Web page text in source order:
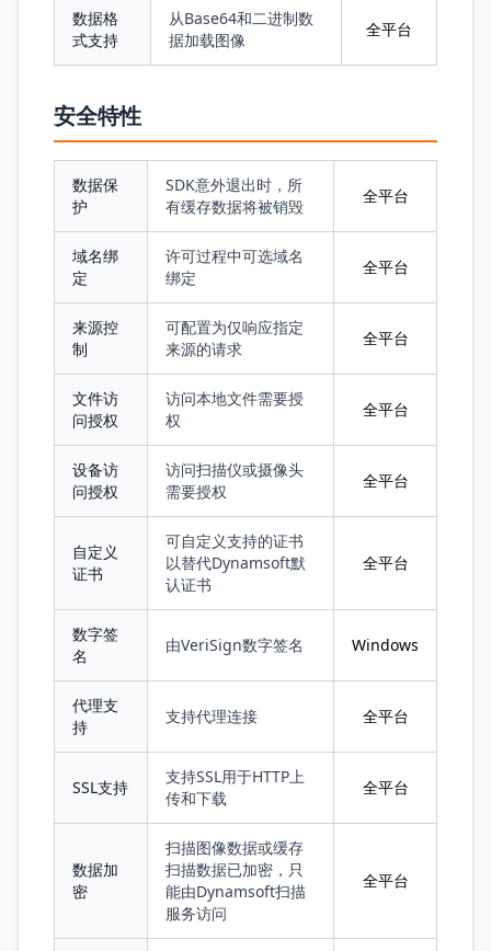
数据格
式支持
从Base64和二进制数
据加载图像
全平台
安全特性
数据保
护
SDK意外退出时，所
有缓存数据将被销毁
全平台
域名绑
定
许可过程中可选域名
绑定
全平台
来源控
制
可配置为仅响应指定
来源的请求
全平台
文件访
问授权
访问本地文件需要授
权
全平台
设备访
问授权
访问扫描仪或摄像头
需要授权
全平台
自定义
证书
可自定义支持的证书
以替代Dynamsoft默
认证书
全平台
数字签
名
由VeriSign数字签名 Windows
代理支
持
支持代理连接 全平台
SSL支持
支持SSL用于HTTP上
传和下载
全平台
数据加
密
扫描图像数据或缓存
扫描数据已加密，只
能由Dynamsoft扫描
服务访问
全平台